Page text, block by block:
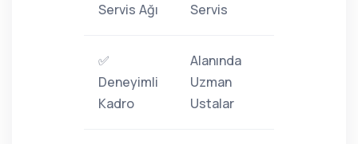
Servis Ağı
Servis
✅
Deneyimli
Kadro
Alanında
Uzman
Ustalar